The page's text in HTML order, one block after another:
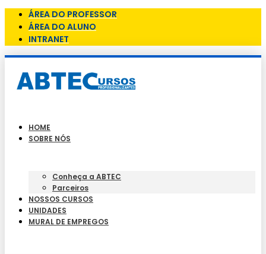
ÁREA DO PROFESSOR
ÁREA DO ALUNO
INTRANET
HOME
SOBRE NÓS
Conheça a ABTEC
Parceiros
NOSSOS CURSOS
UNIDADES
MURAL DE EMPREGOS